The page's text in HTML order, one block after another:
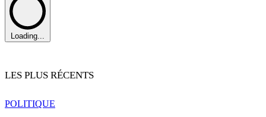
Loading...
LES PLUS RÉCENTS
POLITIQUE